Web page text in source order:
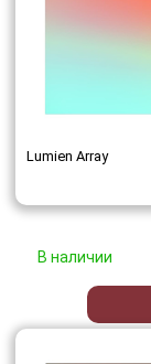
Lumien Array
В наличии